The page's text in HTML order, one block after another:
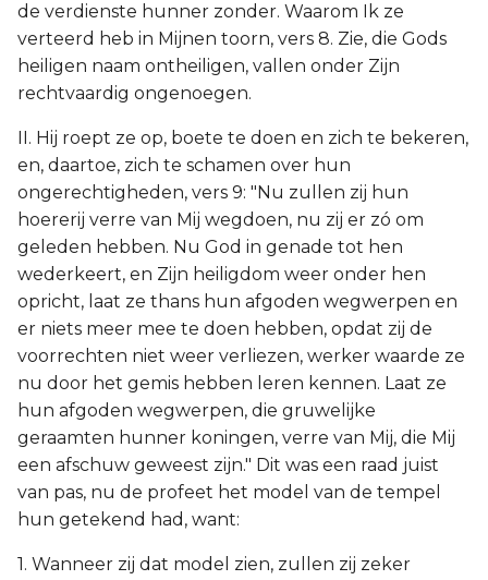
de verdienste hunner zonder. Waarom Ik ze
verteerd heb in Mijnen toorn, vers 8. Zie, die Gods
heiligen naam ontheiligen, vallen onder Zijn
rechtvaardig ongenoegen.
II. Hij roept ze op, boete te doen en zich te bekeren,
en, daartoe, zich te schamen over hun
ongerechtigheden, vers 9: "Nu zullen zij hun
hoererij verre van Mij wegdoen, nu zij er zó om
geleden hebben. Nu God in genade tot hen
wederkeert, en Zijn heiligdom weer onder hen
opricht, laat ze thans hun afgoden wegwerpen en
er niets meer mee te doen hebben, opdat zij de
voorrechten niet weer verliezen, werker waarde ze
nu door het gemis hebben leren kennen. Laat ze
hun afgoden wegwerpen, die gruwelijke
geraamten hunner koningen, verre van Mij, die Mij
een afschuw geweest zijn." Dit was een raad juist
van pas, nu de profeet het model van de tempel
hun getekend had, want:
1. Wanneer zij dat model zien, zullen zij zeker